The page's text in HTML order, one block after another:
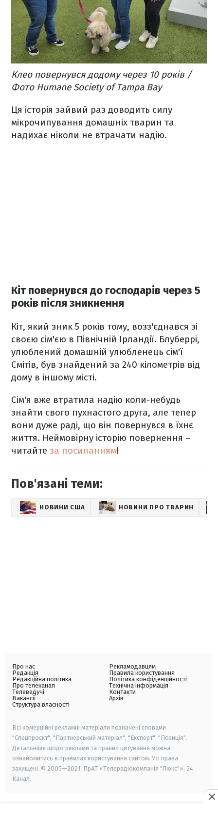
Клео повернувся додому через 10 років /
Фото Humane Society of Tampa Bay
Ця історія зайвий раз доводить силу
мікрочипування домашніх тварин та
надихає ніколи не втрачати надію.
Кіт повернувся до господарів через 5
років після зникнення
Кіт, який зник 5 років тому, возз'єднався зі
своєю сім'єю в Північній Ірландії. Блуберрі,
улюблений домашній улюбленець сім'ї
Смітів, був знайдений за 240 кілометрів від
дому в іншому місті.
Сім'я вже втратила надію коли-небудь
знайти свого пухнастого друга, але тепер
вони дуже раді, що він повернувся в їхнє
життя. Неймовірну історію повернення –
читайте за посиланням!
Пов'язані теми:
НОВИНИ США НОВИНИ ПРО ТВАРИН
Про нас
Редакція
Редакційна політика
Про телеканал
Телеведучі
Вакансії
Структура власності
Рекламодавцям
Правила користування
Політика конфіденційності
Технічна інформація
Контакти
Архів
Всі комерційні рекламні матеріали позначені словами
"Спецпроєкт", "Партнерський матеріал", "Експерт", "Позиція".
Детальніше щодо реклами та правил цитування можна
ознайомитись в правилах користування сайтом. Усі права
захищені. © 2005—2021, ПрАТ «Телерадіокомпанія "Люкс"», 24
Канал.